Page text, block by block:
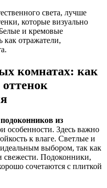
света, лучше
которые визуально
и кремовые
как отражатели,
комнатах: как
подоконников из
особенности. Здесь важно
к влаге. Светлые и
идеальным выбором, так как
Подоконники,
сочетаются с плиткой